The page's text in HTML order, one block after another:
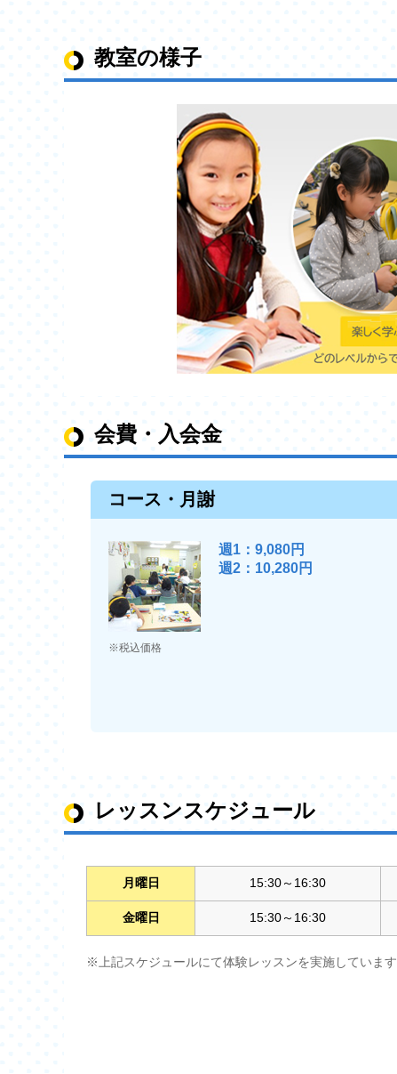
教室の様子
会費・入会金
コース・月謝
週1：9,080円
週2：10,280円
※税込価格
レッスンスケジュール
月曜日 15:30～16:30
金曜日 15:30～16:30
※上記スケジュールにて体験レッスンを実施しています